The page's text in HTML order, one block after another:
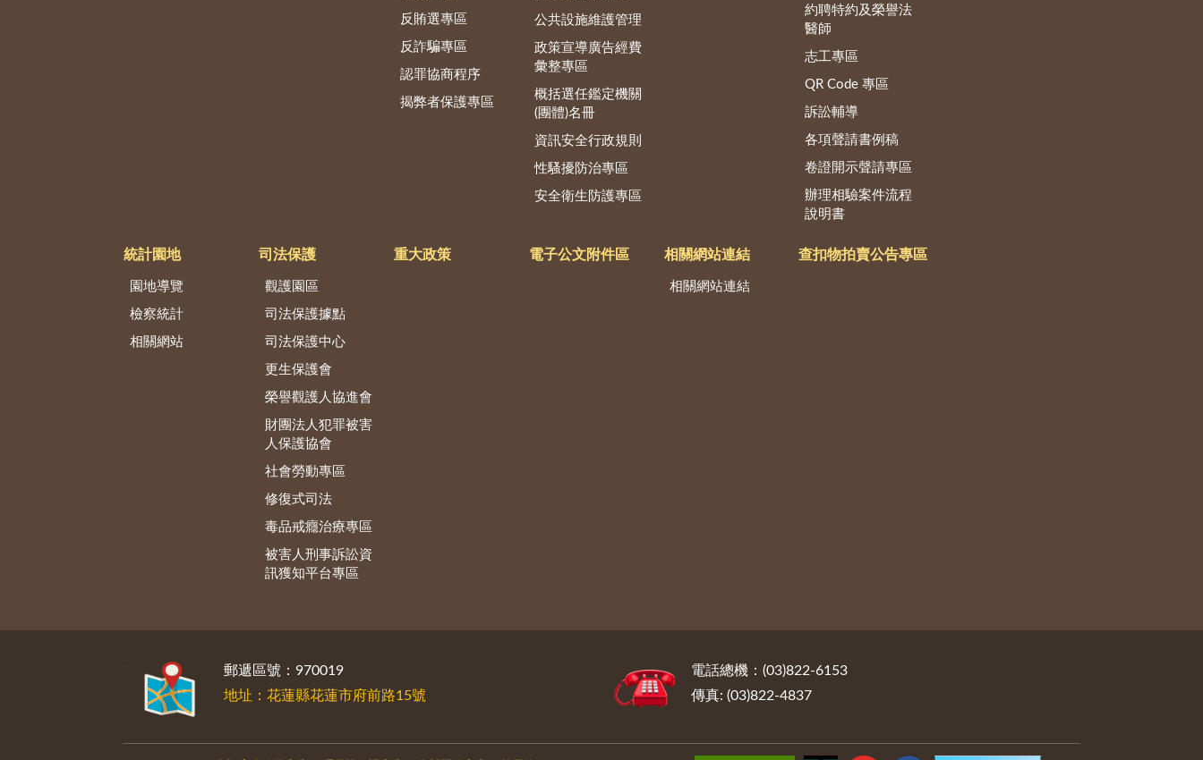
反賄選專區
反詐騙專區
認罪協商程序
揭弊者保護專區
公共設施維護管理
政策宣導廣告經費
彙整專區
概括選任鑑定機關
(團體)名冊
資訊安全行政規則
性騷擾防治專區
安全衛生防護專區
約聘特約及榮譽法
醫師
志工專區
QR Code 專區
訴訟輔導
各項聲請書例稿
卷證開示聲請專區
辦理相驗案件流程
說明書
統計園地
園地導覽
檢察統計
相關網站
司法保護
觀護園區
司法保護據點
司法保護中心
更生保護會
榮譽觀護人協進會
財團法人犯罪被害
人保護協會
社會勞動專區
修復式司法
毒品戒癮治療專區
被害人刑事訴訟資
訊獲知平台專區
重大政策 電子公文附件區 相關網站連結
相關網站連結
查扣物拍賣公告專區
郵遞區號：970019
地址：花蓮縣花蓮市府前路15號
電話總機：(03)822-6153
傳真: (03)822-4837